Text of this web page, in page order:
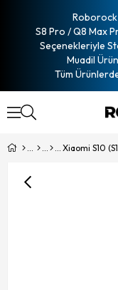
Roborock
S8 Pro / Q8 Max
Seçenekleriyle
Muadil
Tüm
Xiaomi S10